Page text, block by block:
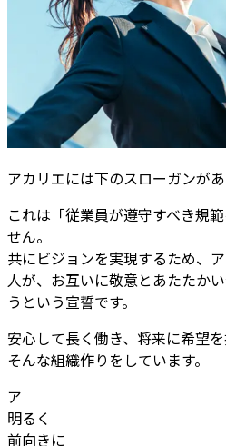
アカリエには下のスローガンがあ
これは「従業員が遵守すべき規
せん。
共にビジョンを実現するため、
人が、お互いに敬意とあたたか
うという宣誓です。
安心して長く働き、将来に希望を
そんな組織作りをしています。
ア
明るく
前向きに